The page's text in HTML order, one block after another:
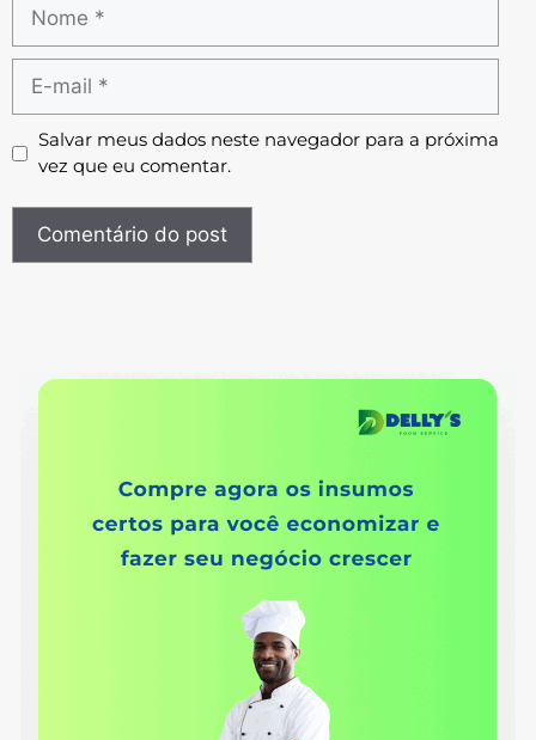
Salvar meus dados neste navegador para a próxima
vez que eu comentar.